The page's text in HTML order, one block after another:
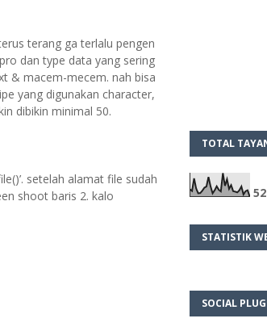
terang ga terlalu pengen
dan type data yang sering
& macem-mecem. nah bisa
yang digunakan character,
dibikin minimal 50.
setelah alamat file sudah
shoot baris 2. kalo
TOTAL
52
STATISTIK
SOCIAL